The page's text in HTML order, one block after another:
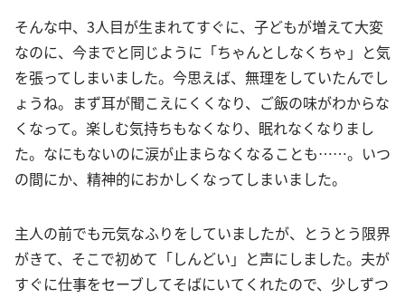
そんな中、3人目が生まれてすぐに、子どもが増えて大変
なのに、今までと同じように「ちゃんとしなくちゃ」と気
を張ってしまいました。今思えば、無理をしていたんでし
ょうね。まず耳が聞こえにくくなり、ご飯の味がわからな
くなって。楽しむ気持ちもなくなり、眠れなくなりまし
た。なにもないのに涙が止まらなくなることも……。いつ
の間にか、精神的におかしくなってしまいました。
主人の前でも元気なふりをしていましたが、とうとう限界
がきて、そこで初めて「しんどい」と声にしました。夫が
すぐに仕事をセーブしてそばにいてくれたので、少しずつ